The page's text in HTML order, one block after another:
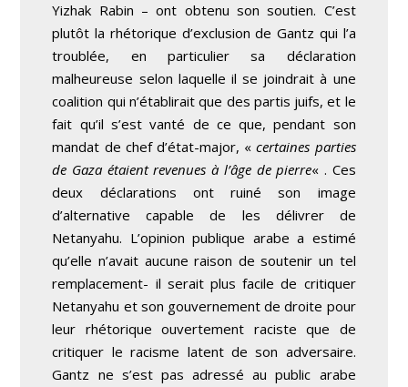
Yizhak Rabin – ont obtenu son soutien. C’est
plutôt la rhétorique d’exclusion de Gantz qui l’a
troublée, en particulier sa déclaration
malheureuse selon laquelle il se joindrait à une
coalition qui n’établirait que des partis juifs, et le
fait qu’il s’est vanté de ce que, pendant son
mandat de chef d’état-major, «certaines parties
de Gaza étaient revenues à l’âge de pierre« . Ces
deux déclarations ont ruiné son image
d’alternative capable de les délivrer de
Netanyahu. L’opinion publique arabe a estimé
qu’elle n’avait aucune raison de soutenir un tel
remplacement- il serait plus facile de critiquer
Netanyahu et son gouvernement de droite pour
leur rhétorique ouvertement raciste que de
critiquer le racisme latent de son adversaire.
Gantz ne s’est pas adressé au public arabe